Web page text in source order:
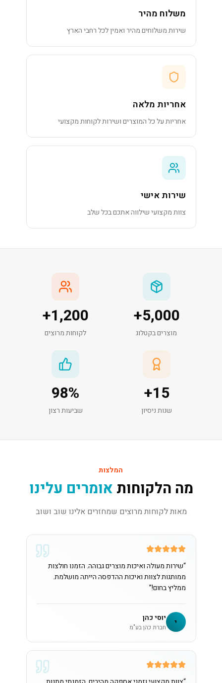
משלוח מהיר
שירות משלוחים מהיר ואמין לכל רחבי הארץ
אחריות מלאה
אחריות על כל המוצרים ושירות לקוחות מקצועי
שירות אישי
צוות מקצועי שילווה אתכם בכל שלב
5,000
+
מוצרים בקטלוג
1,200
+
לקוחות מרוצים
15
+
שנות ניסיון
98%
שביעות רצון
המלצות
מה הלקוחות אומרים עלינו
מאות לקוחות מרוצים שמחזרים אלינו שוב ושוב
“שירות מעולה ואיכות מוצרים גבוהה. הזמנו חולצות
ממותגות לצוות ואיכות ההדפסה הייתה מושלמת.
ממליץ בחום!”
י יוסי כהן
חברת כהן בע"מ